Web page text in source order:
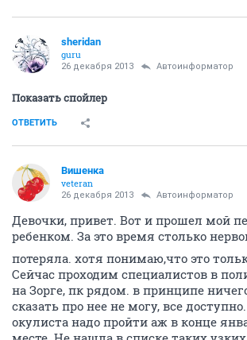
sheridan
guru
26 декабря 2013 Автоинформатор
Показать спойлер
ОТВЕТИТЬ
Вишенка
veteran
26 декабря 2013 Автоинформатор
Девочки, привет. Вот и прошел мой
ребенком. За это время столько
потеряла. хотя понимаю,что это
Сейчас проходим специалистов в
на Зорге, пк рядом. в принципе
сказать про нее не могу, все
окулиста надо пройти аж в конце